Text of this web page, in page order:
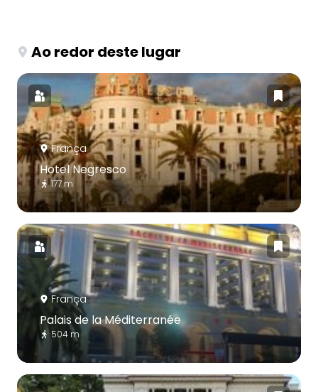
Ao redor deste lugar
França
Hotel Negresco
177 m
França
Palais de la Méditerranée
504 m